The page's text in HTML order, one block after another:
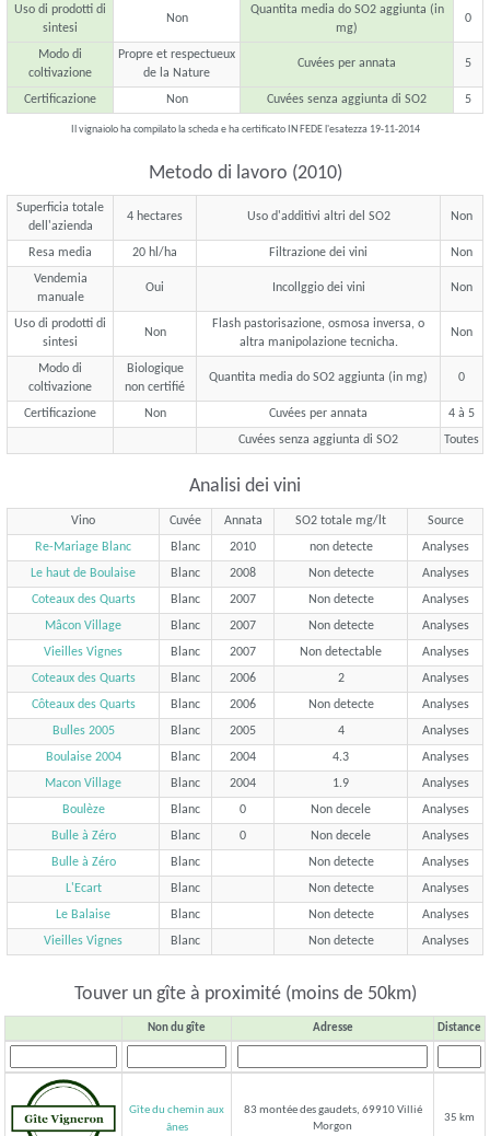
Uso di prodotti di
sintesi
Non
Quantita media do SO2 aggiunta (in
mg)
0
Modo di
coltivazione
Propre et respectueux
de la Nature
Cuvées per annata 5
Certificazione Non Cuvées senza aggiunta di SO2 5
Il vignaiolo ha compilato la scheda e ha certificato IN FEDE l'esatezza 19-11-2014
Metodo di lavoro (2010)
Superficia totale
dell'azienda
4 hectares Uso d'additivi altri del SO2 Non
Resa media 20 hl/ha Filtrazione dei vini
Non
Vendemia
manuale
Oui Incollggio dei vini Non
Uso di prodotti di
sintesi
Non
Flash pastorisazione, osmosa inversa, o
altra manipolazione tecnicha.
Non
Modo di
coltivazione
Biologique
non certifié
Quantita media do SO2 aggiunta (in mg) 0
Certificazione Non Cuvées per annata
4 à 5
Cuvées senza aggiunta di SO2
Toutes
Analisi dei vini
Vino Cuvée Annata SO2 totale mg/lt
Source
Re-Mariage Blanc
Blanc 2010 non detecte
Analyses
Le haut de Boulaise
Blanc 2008 Non detecte
Analyses
Coteaux des Quarts
Blanc 2007 Non detecte
Analyses
Mâcon Village
Blanc 2007 Non detecte
Analyses
Vieilles Vignes
Blanc 2007 Non detectable
Analyses
Coteaux des Quarts
Blanc 2006 2
Analyses
Côteaux des Quarts
Blanc 2006 Non detecte
Analyses
Bulles 2005
Blanc 2005 4
Analyses
Boulaise 2004
Blanc 2004 4.3
Analyses
Macon Village
Blanc 2004 1.9
Analyses
Boulèze
Blanc 0 Non decele
Analyses
Bulle à Zéro
Blanc 0 Non decele
Analyses
Bulle à Zéro
Blanc Non detecte
Analyses
L'Ecart
Blanc Non detecte
Analyses
Le Balaise
Blanc Non detecte
Analyses
Vieilles Vignes
Blanc Non detecte Analyses
Touver un gîte à proximité (moins de 50km)
Non du gîte Adresse Distance
Gîte du chemin aux
ânes
83 montée des gaudets, 69910 Villié
Morgon
35 km